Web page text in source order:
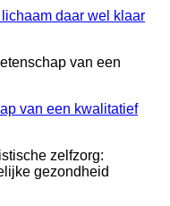
daar wel klaar
van een kwalitatief